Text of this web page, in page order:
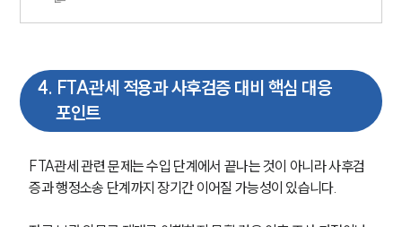
4. FTA관세 적용과 사후검증 대비 핵심 대응
포인트
FTA관세 관련 문제는 수입 단계에서 끝나는 것이 아니라 사후검
증과 행정소송 단계까지 장기간 이어질 가능성이 있습니다.